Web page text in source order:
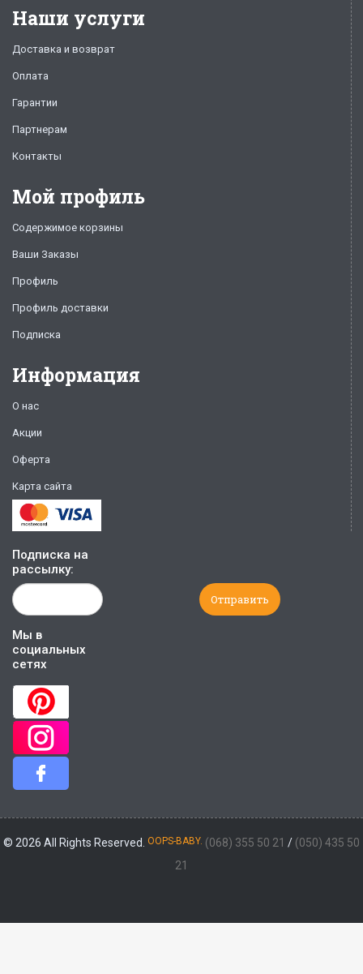
Наши услуги
Доставка и возврат
Оплата
Гарантии
Партнерам
Контакты
Мой профиль
Содержимое корзины
Ваши Заказы
Профиль
Профиль доставки
Подписка
Информация
О нас
Акции
Оферта
Карта сайта
Подписка на
рассылку:
Мы в
социальных
сетях
© 2026 All Rights Reserved. OOPS-BABY. (068) 355 50 21 / (050) 435 50
21